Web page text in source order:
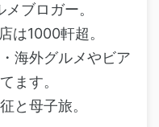
ブロガー。
は1000軒超。
海外グルメやビア
ます。
と母子旅。